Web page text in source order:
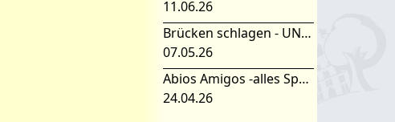
11.06.26
Brücken schlagen - UNESCO Projekttag 2026
07.05.26
Abios Amigos -alles Spanisch oder was
24.04.26